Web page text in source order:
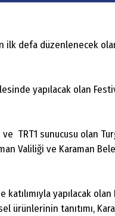
ilk defa düzenlenecek
yapılacak olan
TRT1 sunucusu olan
Valiliği ve Karaman
katılımıyla yapılacak
ürünlerinin tanıtımı,